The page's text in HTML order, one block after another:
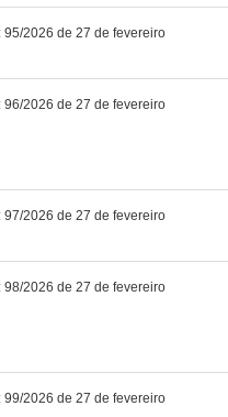
95/2026 de 27 de fevereiro
96/2026 de 27 de fevereiro
97/2026 de 27 de fevereiro
98/2026 de 27 de fevereiro
99/2026 de 27 de fevereiro